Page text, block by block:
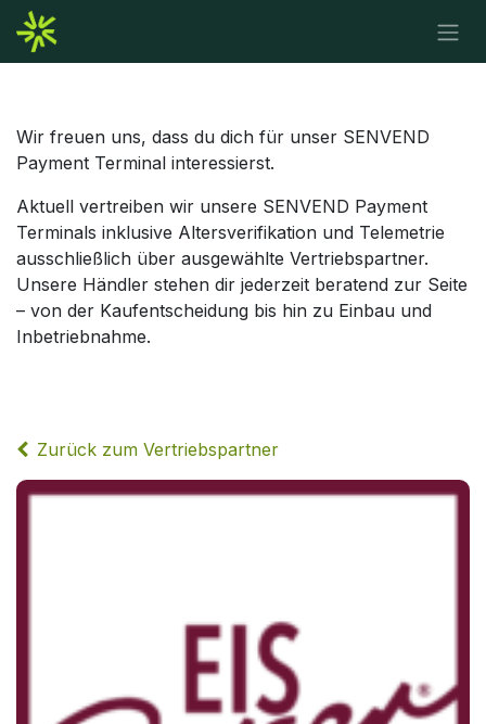
Zum Inhalt springen
Wir freuen uns, dass du dich für unser SENVEND
Payment Terminal interessierst.
Aktuell vertreiben wir unsere SENVEND Payment
Terminals inklusive Altersverifikation und Telemetrie
ausschließlich über ausgewählte Vertriebspartner.
Unsere Händler stehen dir jederzeit beratend zur Seite
– von der Kaufentscheidung bis hin zu Einbau und
Inbetriebnahme.
Zurück zum Vertriebspartner